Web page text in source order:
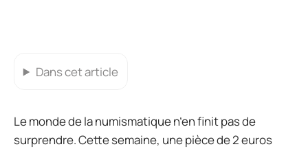
Dans cet article
Le monde de la numismatique n’en finit pas de
surprendre. Cette semaine, une pièce de 2 euros